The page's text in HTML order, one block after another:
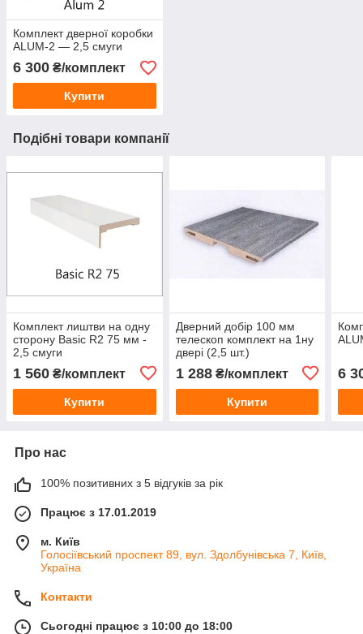
Комплект дверної коробки
ALUM-2 — 2,5 смуги
6 300 ₴/комплект
Купити
Подібні товари компанії
Комплект лиштви на одну
сторону Basic R2 75 мм -
2,5 смуги
1 560 ₴/комплект
Купити
Дверний добір 100 мм
телескоп комплект на 1ну
двері (2,5 шт.)
1 288₴/комплект
Купити
6
Про нас
100% позитивних з 5 відгуків за рік
Працює з 17.01.2019
м. Київ
Голосіївський проспект 89, вул. Здолбунівська 7, Київ,
Україна
Контакти
Сьогодні працює з 10:00 до 18:00